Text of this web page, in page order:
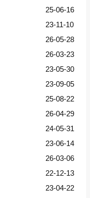
25-06-16
23-11-10
26-05-28
26-03-23
23-05-30
23-09-05
25-08-22
26-04-29
24-05-31
23-06-14
26-03-06
22-12-13
23-04-22